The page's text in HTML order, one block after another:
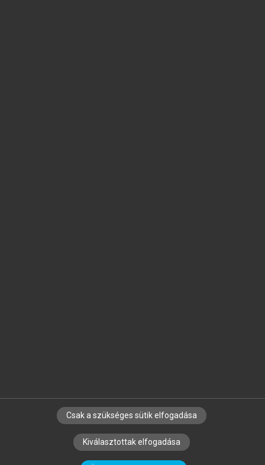
SZERZŐKNEK CÉGEKNEK KÖNYVTÁROSOKNAK
SZERKESZTÉSI ÉS LEKTORÁLÁSI ALAPELVEK
Csak a szükséges sütik elfogadása
Kiválasztottak elfogadása